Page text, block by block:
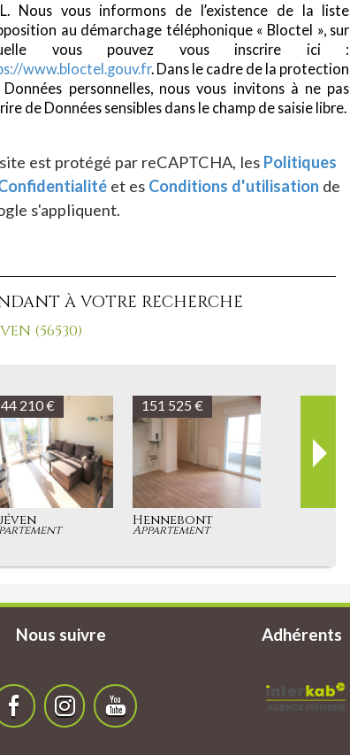
Nous vous informons de l’existence de la liste
au démarchage téléphonique « Bloctel », sur
vous pouvez vous inscrire ici :
www.bloctel.gouv.fr. Dans le cadre de la protection
Données personnelles, nous vous invitons à ne pas
de Données sensibles dans le champ de saisie libre.
est protégé par reCAPTCHA, les Politiques
et es Conditions d'utilisation de
s'appliquent.
À VOTRE RECHERCHE
(56530)
750 € 160 900 €
Quéven
Appartement
Nous suivre Adhérents